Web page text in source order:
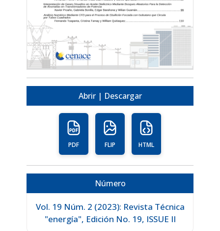
Abrir | Descargar
PDF FLIP HTML
Número
Vol. 19 Núm. 2 (2023): Revista Técnica
"energía", Edición No. 19, ISSUE II